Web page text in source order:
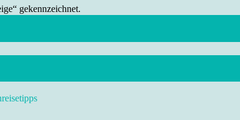
gekennzeichnet.